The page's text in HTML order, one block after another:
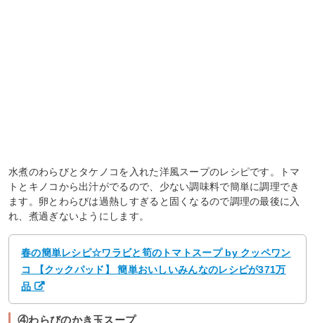
水煮のわらびとタケノコを入れた洋風スープのレシピです。トマ
トとキノコから出汁がでるので、少ない調味料で簡単に調理でき
ます。卵とわらびは過熱しすぎると固くなるので調理の最後に入
れ、煮過ぎないようにします。
春の簡単レシピ☆ワラビと筍のトマトスープ by クッペワン
コ 【クックパッド】 簡単おいしいみんなのレシピが371万
品
④わらびのかき玉スープ